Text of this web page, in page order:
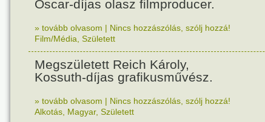
Oscar-díjas olasz filmproducer.
» tovább olvasom | Nincs hozzászólás, szólj hozzá!
Film/Média Született
Megszületett Reich Károly,
Kossuth-díjas grafikusművész.
» tovább olvasom | Nincs hozzászólás, szólj hozzá!
Alkotás Magyar, Született